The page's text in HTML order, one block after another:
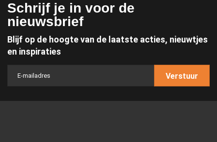
Schrijf je in voor de
nieuwsbrief
Blijf op de hoogte van de laatste acties, nieuwtjes
en inspiraties
Verstuur